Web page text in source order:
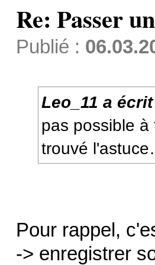
Re: Passer
Publié :
Leo_11 a
pas possible à
trouvé
Pour rappel,
-> enregistrer